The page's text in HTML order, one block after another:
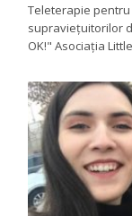
Teleterapie
supravieţuitorilor
OK!" Asociaţia